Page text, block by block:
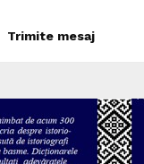
Trimite mesaj